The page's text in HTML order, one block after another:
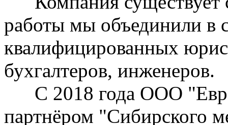
работы мы объединили в
квалифицированных
бухгалтеров, инженеров.
С 2018 года ООО
партнёром "Сибирского